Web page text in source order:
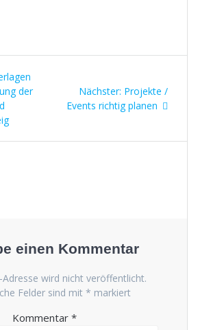
der
Nächster: Nächster
Beitrag:
Projekte /
Events richtig planen
einen Kommentar
Adresse wird nicht veröffentlicht.
Felder sind mit * markiert
Kommentar *